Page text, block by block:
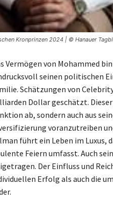
Kronprinzen 2024 | © Hanauer
Vermögen von Mohammed
seinen politischen
Schätzungen von
Dollar geschätzt.
ab, sondern auch aus
voranzutreiben
führt ein Leben im Luxus,
Feiern umfasst. Auch
Der Einfluss und
Erfolg als auch die